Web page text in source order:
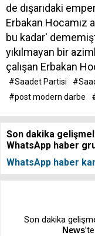
de dışarıdaki
Erbakan Hocamız
bu kadar'
yıkılmayan bir
çalışan Erbakan
#Saadet Partisi
#post modern darbe
Son dakika
WhatsApp haber
WhatsApp haber
Son dakika
News’te